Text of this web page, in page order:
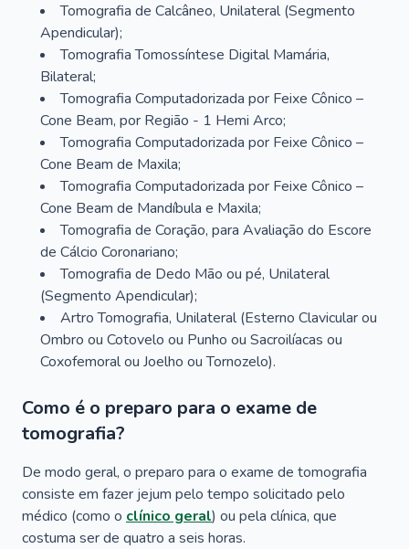
Tomografia de Calcâneo, Unilateral (Segmento
Apendicular);
Tomografia Tomossíntese Digital Mamária,
Bilateral;
Tomografia Computadorizada por Feixe Cônico –
Cone Beam, por Região - 1 Hemi Arco;
Tomografia Computadorizada por Feixe Cônico –
Cone Beam de Maxila;
Tomografia Computadorizada por Feixe Cônico –
Cone Beam de Mandíbula e Maxila;
Tomografia de Coração, para Avaliação do Escore
de Cálcio Coronariano;
Tomografia de Dedo Mão ou pé, Unilateral
(Segmento Apendicular);
Artro Tomografia, Unilateral (Esterno Clavicular ou
Ombro ou Cotovelo ou Punho ou Sacroilíacas ou
Coxofemoral ou Joelho ou Tornozelo).
Como é o preparo para o exame de
tomografia?
De modo geral, o preparo para o exame de tomografia
consiste em fazer jejum pelo tempo solicitado pelo
médico (como o clínico geral) ou pela clínica, que
costuma ser de quatro a seis horas.